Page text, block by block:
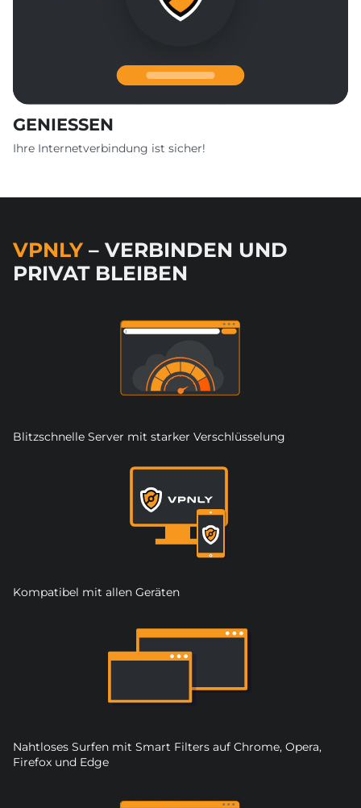
GENIESSEN
Ihre Internetverbindung ist sicher!
VPNLY – VERBINDEN UND
PRIVAT BLEIBEN
Blitzschnelle Server mit starker Verschlüsselung
Kompatibel mit allen Geräten
Nahtloses Surfen mit Smart Filters auf Chrome, Opera,
Firefox und Edge